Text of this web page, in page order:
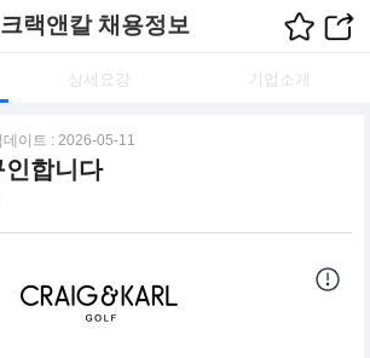
랙앤칼 채용정보
상세요강 기업소개
이트 : 2026-05-11
합니다